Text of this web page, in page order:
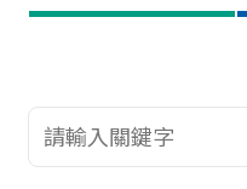
查詢關鍵字